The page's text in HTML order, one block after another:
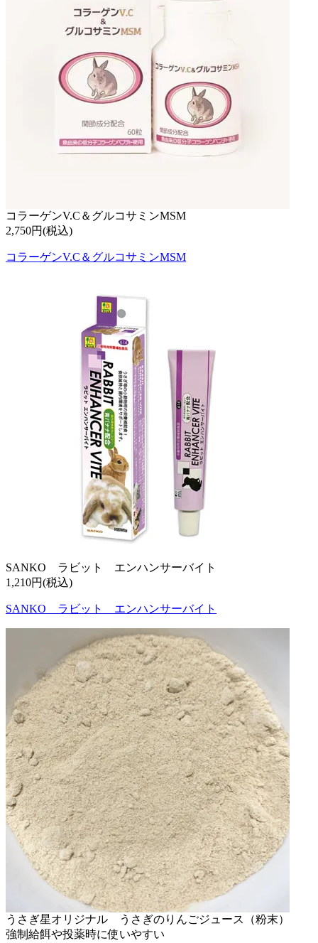
コラーゲンV.C＆グルコサミンMSM
2,750円(税込)
コラーゲンV.C＆グルコサミンMSM
SANKO ラビット エンハンサーバイト
1,210円(税込)
SANKO ラビット エンハンサーバイト
うさぎ星オリジナル うさぎのりんごジュース（粉末）
強制給餌や投薬時に使いやすい